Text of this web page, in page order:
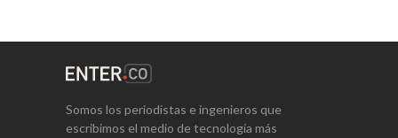
Somos los periodistas e ingenieros que
escribimos el medio de tecnología más